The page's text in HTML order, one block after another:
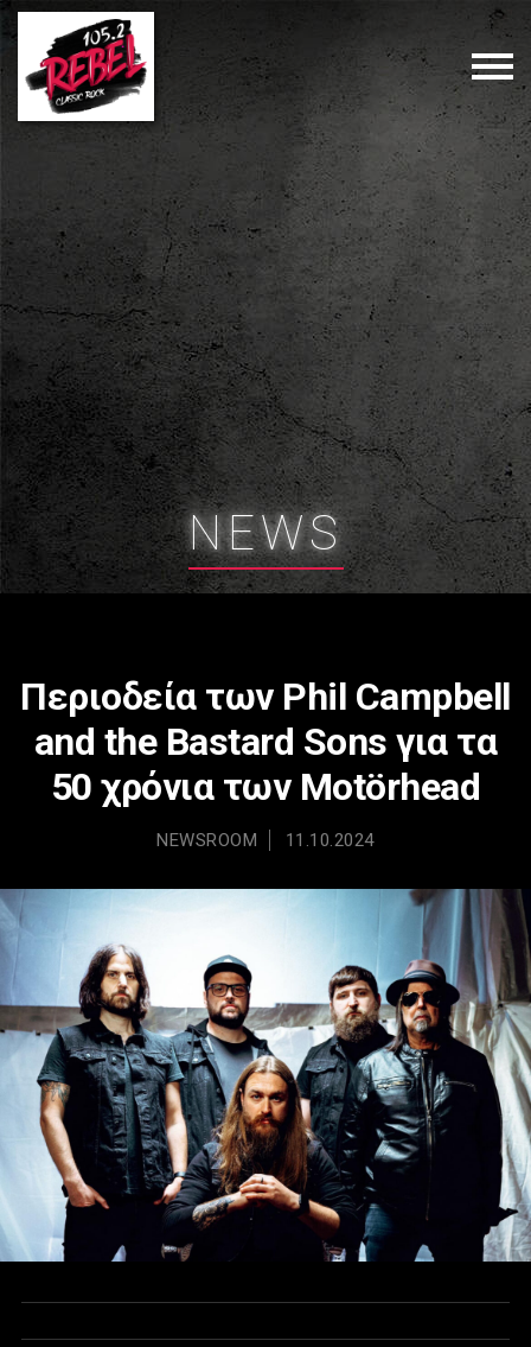
NEWS
Περιοδεία των Phil Campbell
and the Bastard Sons για τα
50 χρόνια των Motörhead
NEWSROOM 11.10.2024